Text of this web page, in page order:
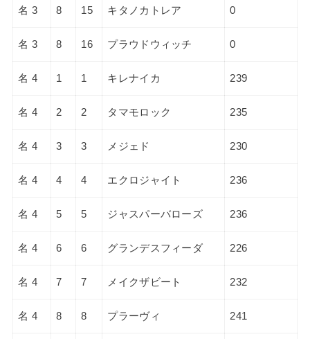
名 3 8 15 キタノカトレア 0
名 3 8 16 プラウドウィッチ 0
名 4 1 1 キレナイカ 239
名 4 2 2 タマモロック 235
名 4 3 3 メジェド 230
名 4 4 4 エクロジャイト 236
名 4 5 5 ジャスパーバローズ 236
名 4 6 6 グランデスフィーダ 226
名 4 7 7 メイクザビート 232
名 4 8 8 プラーヴィ 241